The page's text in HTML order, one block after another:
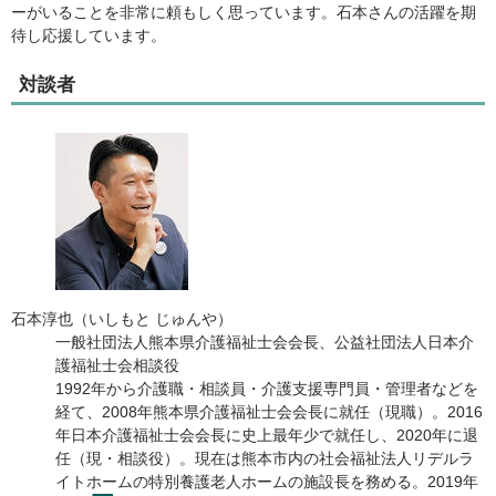
ーがいることを非常に頼もしく思っています。石本さんの活躍を期
待し応援しています。
対談者
石本淳也（いしもと じゅんや）
一般社団法人熊本県介護福祉士会会長、公益社団法人日本介
護福祉士会相談役
1992年から介護職・相談員・介護支援専門員・管理者などを
経て、2008年熊本県介護福祉士会会長に就任（現職）。2016
年日本介護福祉士会会長に史上最年少で就任し、2020年に退
任（現・相談役）。現在は熊本市内の社会福祉法人リデルラ
イトホームの特別養護老人ホームの施設長を務める。2019年